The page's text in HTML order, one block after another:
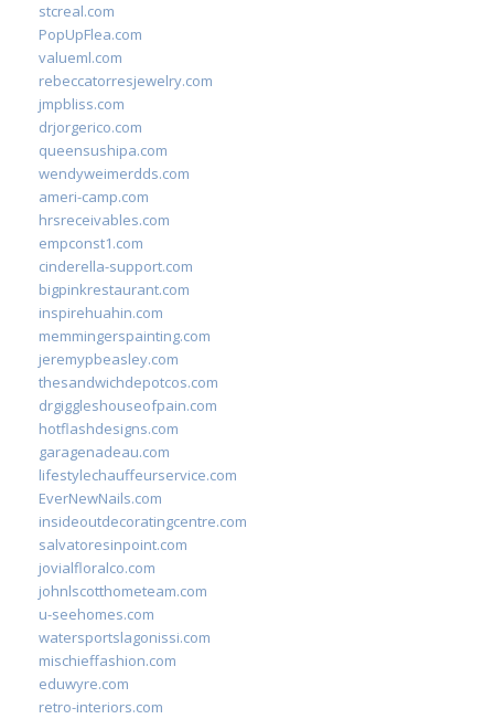
stcreal.com
PopUpFlea.com
valueml.com
rebeccatorresjewelry.com
jmpbliss.com
drjorgerico.com
queensushipa.com
wendyweimerdds.com
ameri-camp.com
hrsreceivables.com
empconst1.com
cinderella-support.com
bigpinkrestaurant.com
inspirehuahin.com
memmingerspainting.com
jeremypbeasley.com
thesandwichdepotcos.com
drgiggleshouseofpain.com
hotflashdesigns.com
garagenadeau.com
lifestylechauffeurservice.com
EverNewNails.com
insideoutdecoratingcentre.com
salvatoresinpoint.com
jovialfloralco.com
johnlscotthometeam.com
u-seehomes.com
watersportslagonissi.com
mischieffashion.com
eduwyre.com
retro-interiors.com